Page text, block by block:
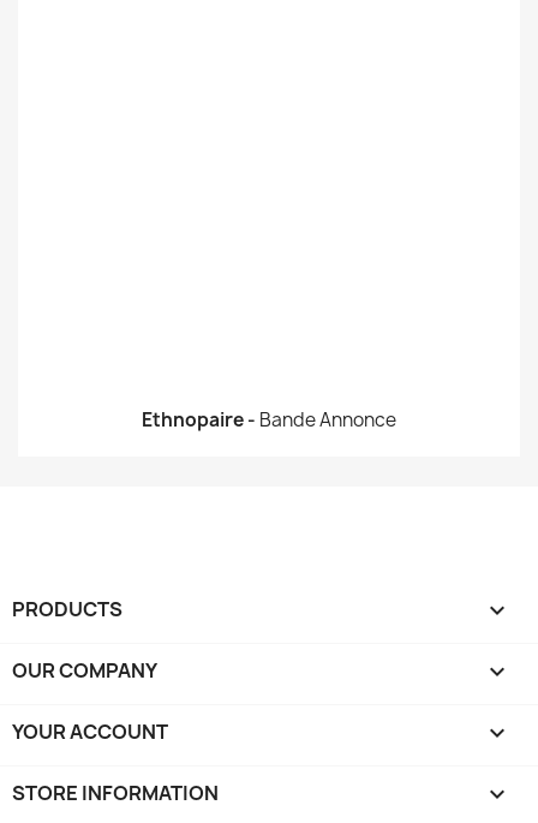
Ethnopaire - Bande Annonce
PRODUCTS 
OUR COMPANY 
YOUR ACCOUNT 
STORE INFORMATION keyboard_arrow_down